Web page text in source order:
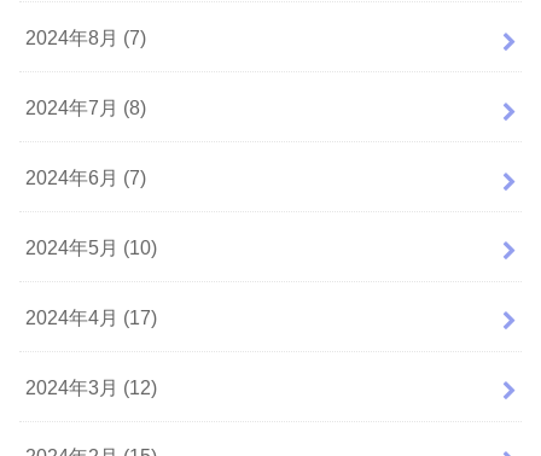
2024年8月 (7)
2024年7月 (8)
2024年6月 (7)
2024年5月 (10)
2024年4月 (17)
2024年3月 (12)